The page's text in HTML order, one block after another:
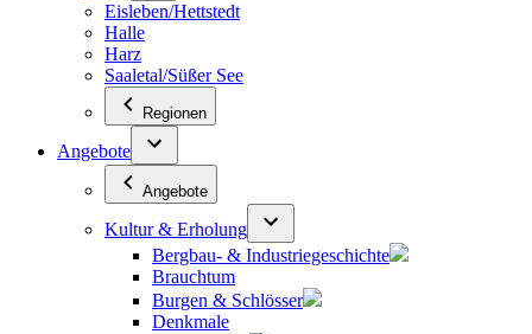
Eisleben/Hettstedt
Halle
Harz
Saaletal/Süßer See
Regionen
Angebote
Angebote
Kultur & Erholung
Bergbau- & Industriegeschichte
Brauchtum
Burgen & Schlösser
Denkmale